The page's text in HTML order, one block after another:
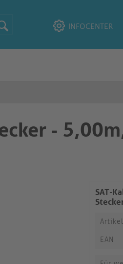
INFOCENTER
-
SAT-
EAN